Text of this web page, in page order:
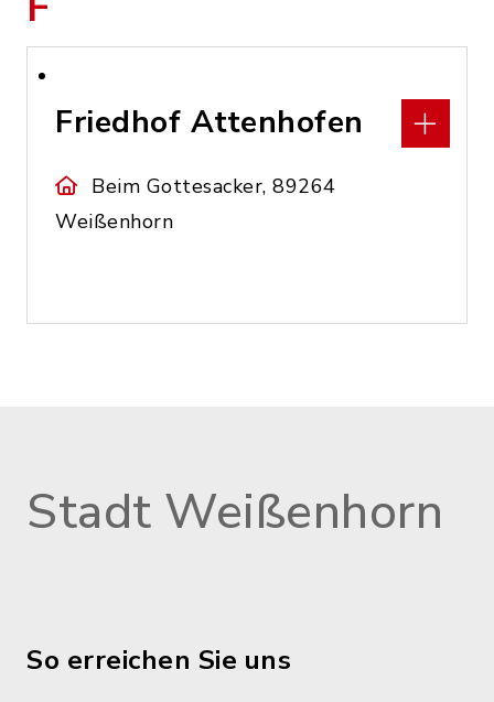
Friedhof Attenhofen
Beim Gottesacker, 89264
Weißenhorn
Stadt Weißenhorn
So erreichen Sie uns